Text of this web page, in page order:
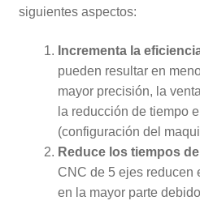
siguientes aspectos:
Incrementa la
pueden resultar en
mayor precisión, la
la reducción de tiempo
(configuración del
Reduce los tiempos
CNC de 5 ejes reducen
en la mayor parte